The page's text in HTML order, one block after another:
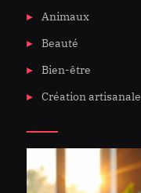
Animaux
Beauté
Bien-être
Création artisanale